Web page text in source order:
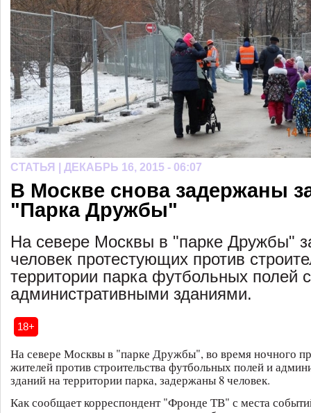
СТАТЬЯ | ДЕКАБРЬ 16, 2015 - 06:07
В Москве снова задержаны
"Парка Дружбы"
На севере Москвы в "парке Дружбы"
человек протестующих против
территории парка футбольных полей с
административными зданиями.
18+
На севере Москвы в "парке Дружбы", во время ночного
жителей против строительства футбольных полей и
зданий на территории парка, задержаны 8 человек.
Как сообщает корреспондент "Фронде ТВ" с места